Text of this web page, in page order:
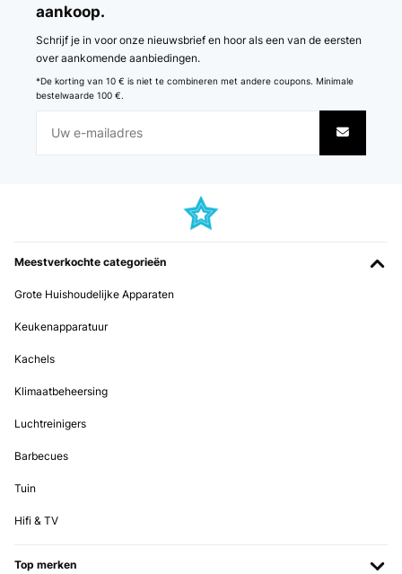
aankoop.
Schrijf je in voor onze nieuwsbrief en hoor als een van de eersten
over aankomende aanbiedingen.
*De korting van 10 € is niet te combineren met andere coupons. Minimale
bestelwaarde 100 €.
Meestverkochte categorieën
Grote Huishoudelijke Apparaten
Keukenapparatuur
Kachels
Klimaatbeheersing
Luchtreinigers
Barbecues
Tuin
Hifi & TV
Top merken